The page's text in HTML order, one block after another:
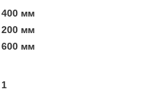
400 мм
200 мм
600 мм
1